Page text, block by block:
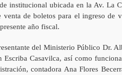
institucional ubicada en la Av. La
de boletos para el ingreso de
año fiscal.
del Ministerio Público Dr.
Escriba Casavilca, así como
contadora Ana Flores